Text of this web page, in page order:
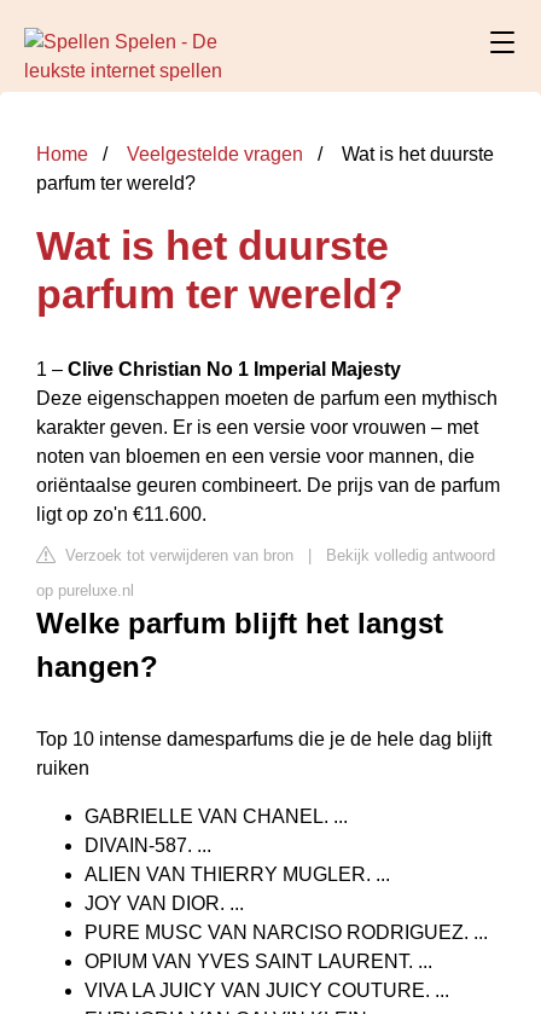
Home Veelgestelde vragen
Wat is het duurste
parfum ter wereld?
Wat is het duurste
parfum ter wereld?
1 – Clive Christian No 1 Imperial Majesty
Deze eigenschappen moeten de parfum een mythisch
karakter geven. Er is een versie voor vrouwen – met
noten van bloemen en een versie voor mannen, die
oriëntaalse geuren combineert. De prijs van de parfum
ligt op zo'n €11.600.
Verzoek tot verwijderen van bron
Bekijk volledig antwoord
op pureluxe.nl
Welke parfum blijft het langst
hangen?
Top 10 intense damesparfums die je de hele dag blijft
ruiken
GABRIELLE VAN CHANEL. ...
DIVAIN-587. ...
ALIEN VAN THIERRY MUGLER. ...
JOY VAN DIOR. ...
PURE MUSC VAN NARCISO RODRIGUEZ. ...
OPIUM VAN YVES SAINT LAURENT. ...
VIVA LA JUICY VAN JUICY COUTURE. ...